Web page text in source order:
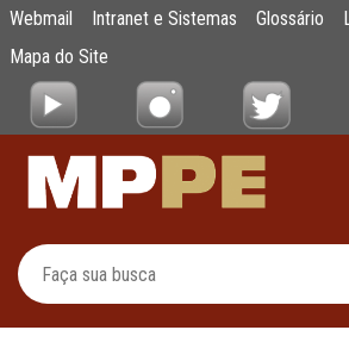
Pular para o Conteúdo principal
(cancelado) PROCESSO
Webmail Intranet e Sistemas Glossário
Mapa do Site